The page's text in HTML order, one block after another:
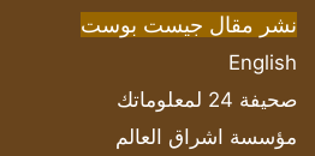
نشر مقال جيست بوست
English
صحيفة 24 لمعلوماتك
مؤسسة اشراق العالم